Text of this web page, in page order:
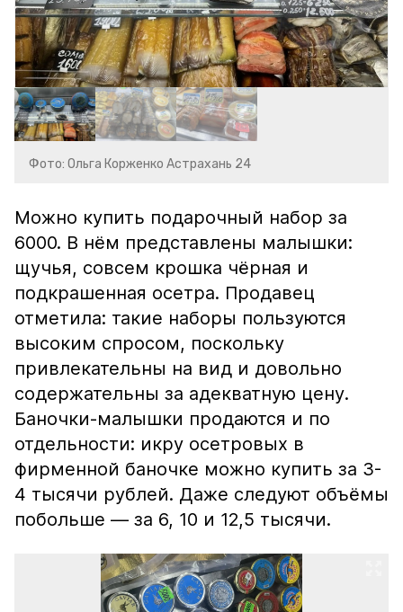
Фото: Ольга Корженко Астрахань 24
Можно купить подарочный набор за
6000. В нём представлены малышки:
щучья, совсем крошка чёрная и
подкрашенная осетра. Продавец
отметила: такие наборы пользуются
высоким спросом, поскольку
привлекательны на вид и довольно
содержательны за адекватную цену.
Баночки-малышки продаются и по
отдельности: икру осетровых в
фирменной баночке можно купить за 3-
4 тысячи рублей. Даже следуют объёмы
побольше — за 6, 10 и 12,5 тысячи.